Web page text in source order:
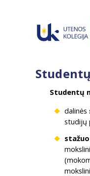
Studentų
dalinės
studijų